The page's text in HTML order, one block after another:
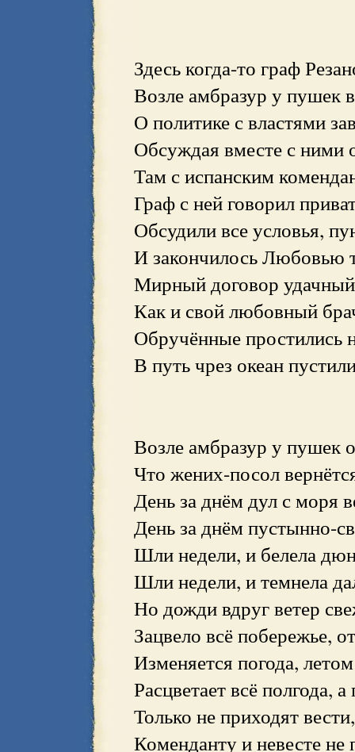
Здесь когда-то граф
Возле амбразур у пушек
О политике с властями
Обсуждая вместе с ними
Там с испанским
Граф с ней говорил
Обсудили все условья,
И закончилось Любовью
Мирный договор
Как и свой любовный
Обручённые простились
В путь чрез океан
Возле амбразур у пушек
Что жених-посол
День за днём дул с моря
День за днём пустынно-
Шли недели, и белела
Шли недели, и темнела
Но дожди вдруг ветер
Зацвело всё побережье,
Изменяется погода,
Расцветает всё полгода,
Только не приходят
Коменданту и невесте не